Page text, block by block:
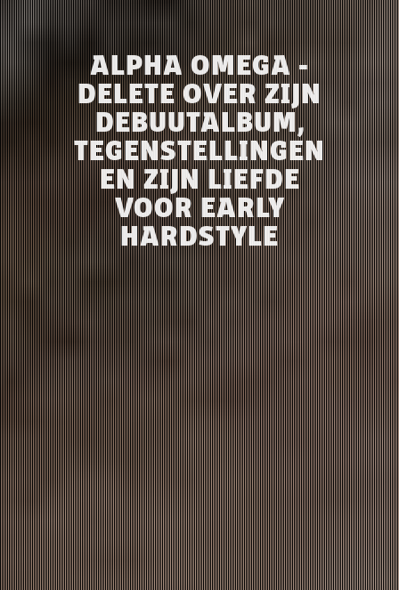
ALPHA OMEGA -
DELETE OVER ZIJN
DEBUUTALBUM,
TEGENSTELLINGEN
EN ZIJN LIEFDE
VOOR EARLY
HARDSTYLE